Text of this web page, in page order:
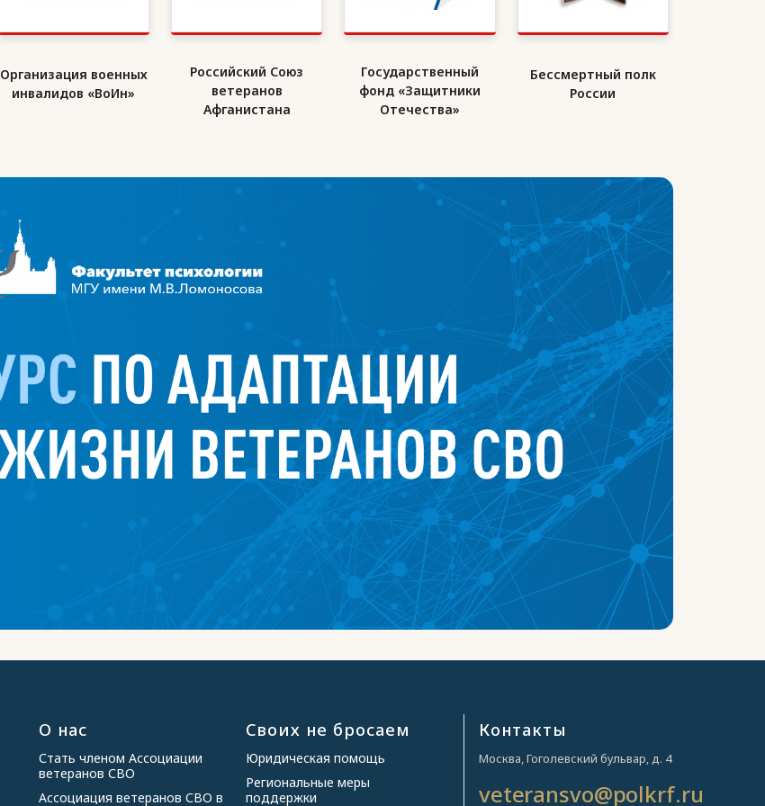
Организация военных
инвалидов «ВоИн»
Российский Союз
ветеранов
Афганистана
Государственный
фонд «Защитники
Отечества»
Бессмертный полк
России
О нас
Стать членом Ассоциации
ветеранов СВО
Ассоциация ветеранов СВО в
Своих не бросаем
Юридическая помощь
Региональные меры
поддержки
Контакты
Москва, Гоголевский бульвар, д. 4
veteransvo@polkrf.ru